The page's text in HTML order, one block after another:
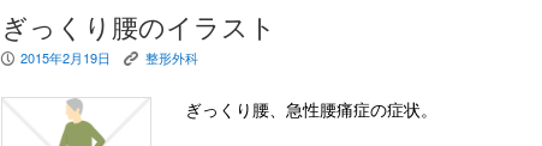
ぎっくり腰のイラスト
P 2015年2月19日 K 整形外科
ぎっくり腰、急性腰痛症の症状。